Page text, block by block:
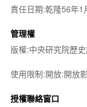
責任日期:乾隆56年1
管理權
版權:中央研究院歷
使用限制:開放:開放
授權聯絡窗口